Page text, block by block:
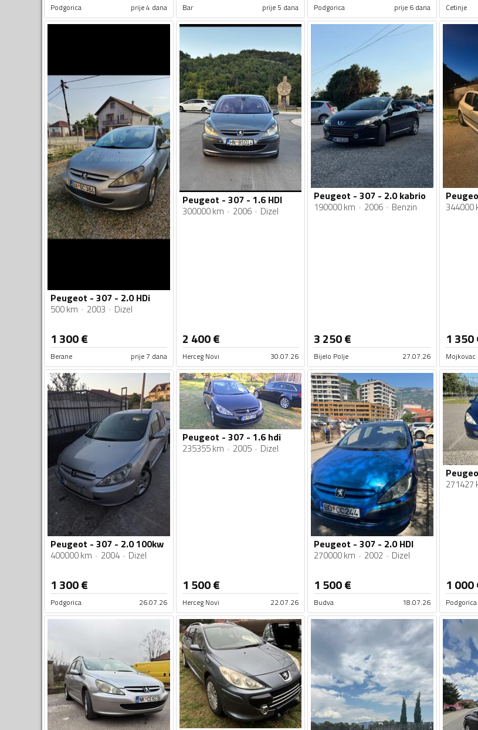
Podgorica prije 4 dana Bar prije 5 dana Podgorica prije 6 dana Cetinje
Peugeot - 307 - 2.0 HDi
500 km 2003 Dizel
1 300€
Berane prije 7 dana
Peugeot - 307 - 1.6 HDI
300000 km 2006 Dizel
2 400€
Herceg Novi 30.07.26
Peugeot - 307 - 2.0 kabrio
190000 km 2006 Benzin
3 250€
Bijelo Polje 27.07.26
344000
1 350
Mojkovac
Peugeot - 307 - 2.0 100kw
400000 km 2004 Dizel
1 300€
Podgorica 26.07.26
Peugeot - 307 - 1.6 hdi
235355 km 2005 Dizel
1 500€
Herceg Novi 22.07.26
Peugeot - 307 - 2.0 HDI
270000 km 2002 Dizel
1 500€
Budva 18.07.26
271427
1 000
Podgorica